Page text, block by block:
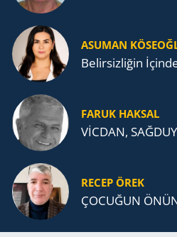
ASUMAN
Belirsizliğin
FARUK HAKSAL
VİCDAN,
RECEP ÖREK
ÇOCUĞUN